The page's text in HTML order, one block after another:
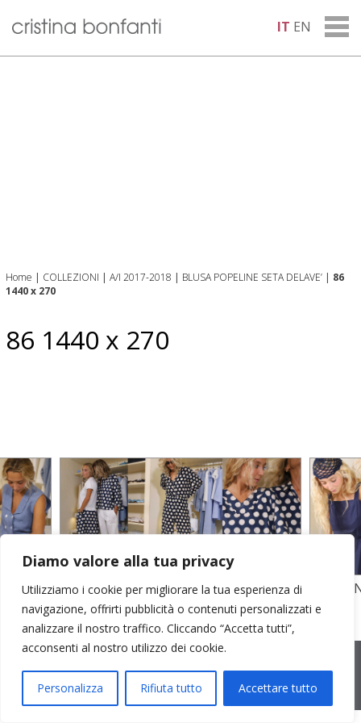
Diamo valore alla tua privacy
Utilizziamo i cookie per migliorare la tua esperienza di
navigazione, offrirti pubblicità o contenuti personalizzati e
analizzare il nostro traffico. Cliccando “Accetta tutti”,
acconsenti al nostro utilizzo dei cookie.
Personalizza Rifiuta tutto Accettare tutto
IT EN
Home | COLLEZIONI | A/I 2017-2018 | BLUSA POPELINE SETA DELAVE’ | 86
1440 x 270
86 1440 x 270
STAMPA SU CREPE SETA E POPELINE
COTONE
GARZA
2026 © Cristina Bonfanti| sede operativa: Via Emilia 8, 20881
Bernareggio MB | sede legale: via Duca degli Abruzzi 7/A, 20871
Vimercate MB | r.e.a.: MB-2559099 | C.F / P.IVA IT10810090968 |